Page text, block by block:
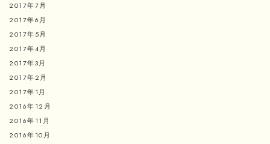
2017年7月
2017年6月
2017年5月
2017年4月
2017年3月
2017年2月
2017年1月
2016年12月
2016年11月
2016年10月